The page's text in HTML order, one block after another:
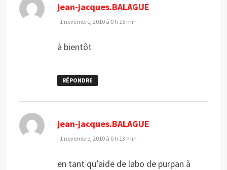
jean-jacques.BALAGUE
1 novembre, 2010 à 0 h 15 min
à bientôt
RÉPONDRE
jean-jacques.BALAGUE
1 novembre, 2010 à 0 h 13 min
en tant qu’aide de labo de purpan à